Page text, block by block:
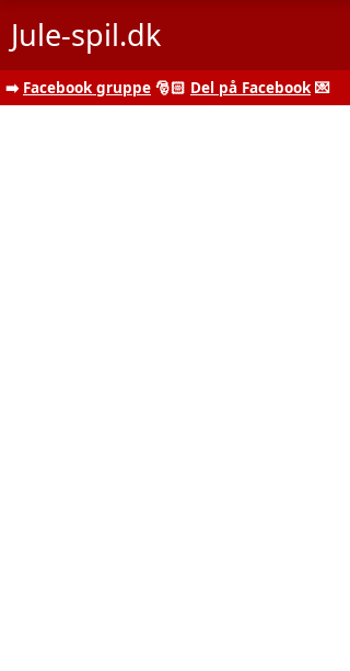
Jule-spil.dk
➡️ Facebook gruppe 🎅🏻 Del på Facebook💌